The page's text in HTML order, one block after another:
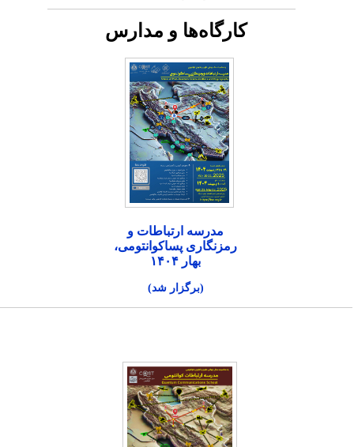
کارگاه‌ها و مدارس
مدرسه ارتباطات و
رمزنگاری پساکوانتومی،
بهار ۱۴۰۴
(برگزار شد)